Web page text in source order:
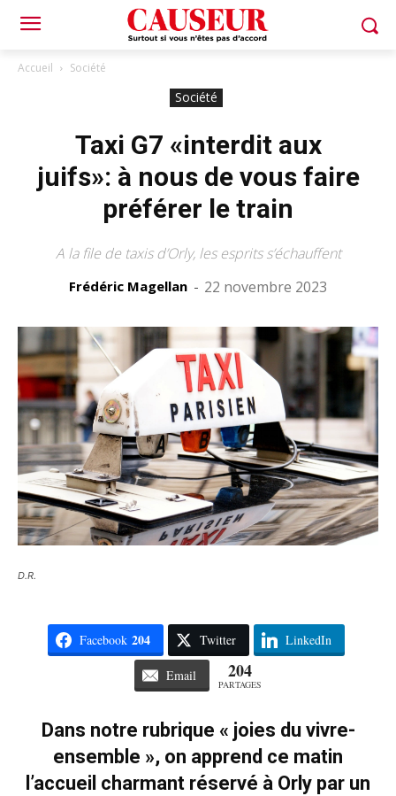
Accueil Société
Société
Taxi G7 «interdit aux
juifs»: à nous de vous faire
préférer le train
A la file de taxis d’Orly, les esprits s’échauffent
Frédéric Magellan - 22 novembre 2023
D.R.
Facebook 204 Twitter LinkedIn
Email 204
PARTAGES
Dans notre rubrique « joies du vivre-
ensemble », on apprend ce matin
l’accueil charmant réservé à Orly par un